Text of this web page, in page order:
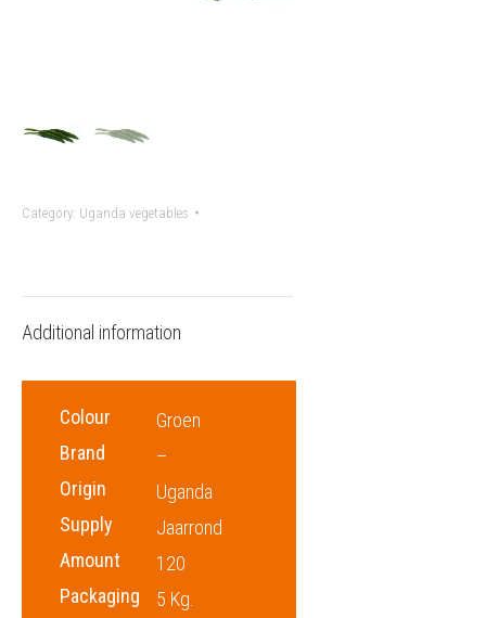
Category: Uganda vegetables
Additional information
Colour
Groen
Brand
–
Origin
Uganda
Supply
Jaarrond
Amount
120
Packaging
5 Kg.